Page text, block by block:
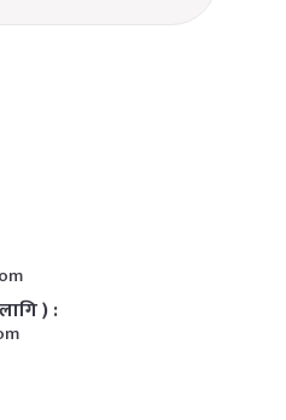
) :